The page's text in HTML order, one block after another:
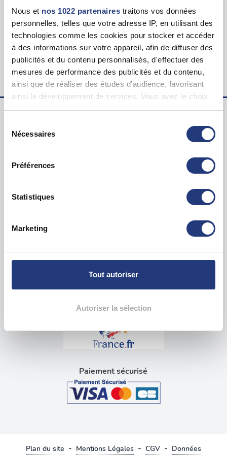
Nous et nos 1022 partenaires traitons vos données
personnelles, telles que votre adresse IP, en utilisant des
technologies comme les cookies pour stocker et accéder
à des informations sur votre appareil, afin de diffuser des
publicités et du contenu personnalisés, d'effectuer des
mesures de performance des publicités et du contenu,
ainsi que de réaliser des études d’audience, favorisant
ainsi le développement de services. Vous avez le choix
quant à l'utilisation de vos données et à leurs finalités.
tout moment en consultant la Déclaration relative aux
cookies ou en cliquant sur l'icône de confidentialité.
Si vous le permettez, nous aimerions également :
géographique qui peuvent être précises à plusieurs
Identifier votre appareil en l'analysant activement
pour en relever les caractéristiques spécifiques
Pour en savoir plus sur le traitement de vos données
personnelles et définir vos préférences, reportez-vous à
déclaration sur les cookies.
Les cookies nous permettent de personnaliser le contenu
et les annonces, d'offrir des fonctionnalités relatives aux
partageons également des informations sur l'utilisation de
notre site avec nos partenaires de médias sociaux, de
publicité et d'analyse, qui peuvent combiner celles-ci
avec d'autres informations que vous leur avez fournies
Nécessaires
Préférences
Statistiques
Marketing
Tout autoriser
Autoriser la sélection
Tarif
123.00 €
Lieu du test psychotechnique
20 Boulevard du 26ème R. I., 54000 Nancy
Liens utiles
Examen psychotechnique ? Pour qui ?
Blog tests psychotechniques
Paiement sécurisé
Plan du site - Mentions Légales - CGV - Données